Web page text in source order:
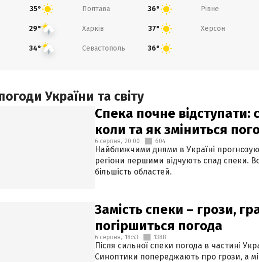
35° Полтава 36° Рівне
29° Харків 37° Херсон
34° Севастополь 36°
України та світу
Спека почне відступати:
коли та як зміниться
6 серпня, 20:00 604
Найближчими днями в Україні
регіони першими відчують спад спеки.
більшість областей.
Замість спеки – грози,
погіршиться погода
6 серпня, 18:53 1388
Після сильної спеки погода в частині
Синоптики попереджають про грози, а